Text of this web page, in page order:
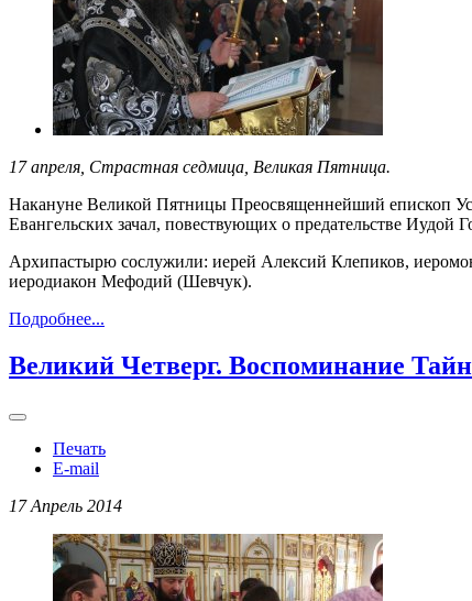
17 апреля, Страстная седмица, Великая Пятница.
Накануне Великой Пятницы Преосвященнейший епископ
Евангельских зачал, повествующих о предательстве
Архипастырю сослужили: иерей Алексий Клепиков,
иеродиакон Мефодий (Шевчук).
Подробнее...
Великий Четверг. Воспоминание
Печать
E-mail
17 Апрель 2014